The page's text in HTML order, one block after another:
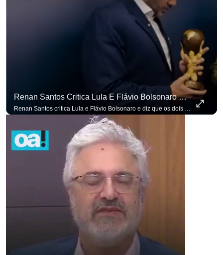
Renan Santos Critica Lula E Flávio Bolsonaro E Diz Que Os Dois São Lados Da Mesma Moeda.
para não perder nenhuma